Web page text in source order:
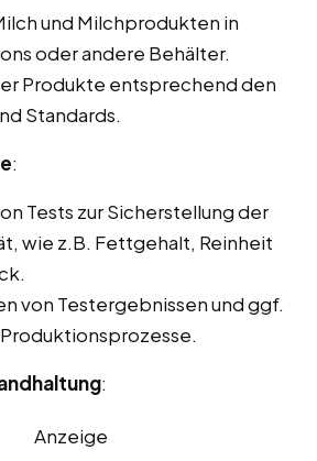
und Milchprodukten in
oder andere Behälter.
Produkte entsprechend den
Standards.
:
Tests zur Sicherstellung der
wie z.B. Fettgehalt, Reinheit
von Testergebnissen und ggf.
:
Anzeige